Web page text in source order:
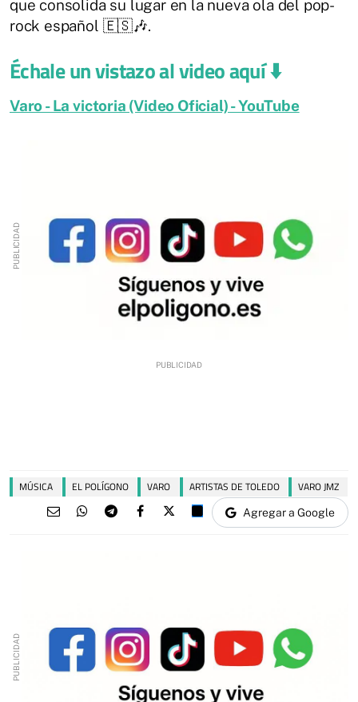
que consolida su lugar en la nueva ola del pop-
rock español 🇪🇸🎶.
Échale un vistazo al video aquí ⬇️
Varo - La victoria (Video Oficial) - YouTube
MÚSICA EL POLÍGONO VARO ARTISTAS DE TOLEDO VARO JMZ
Agregar a Google